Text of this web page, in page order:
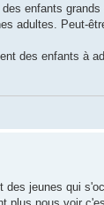
enfants
adultes. Peut-
des enfants à
des jeunes qui